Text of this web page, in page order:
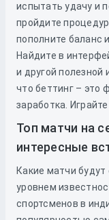
испытать удачу и
пройдите
пополните баланс
Найдите в
и другой
что беттинг – это
заработка.
Топ матчи на
интересные
Какие матчи
уровнем
спортсменов в